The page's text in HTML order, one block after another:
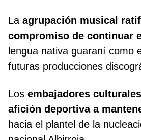
La agrupación musical
compromiso de continuar
lengua nativa guaraní como
futuras producciones
Los embajadores
afición deportiva a
hacia el plantel de la